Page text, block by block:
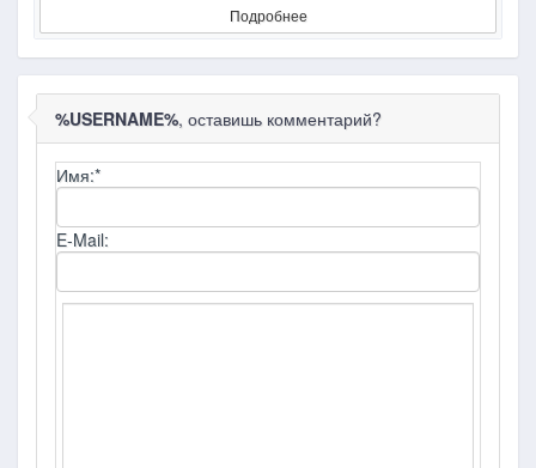
Подробнее
%USERNAME%, оставишь комментарий?
Имя:*
E-Mail: